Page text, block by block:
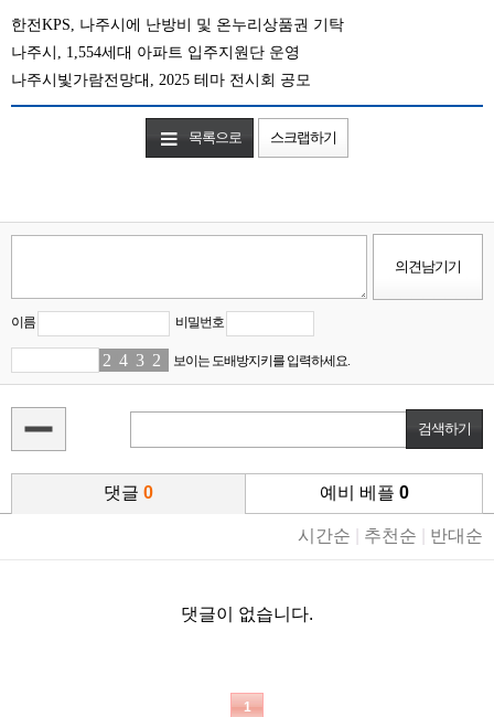
한전KPS, 나주시에 난방비 및 온누리상품권 기탁
나주시, 1,554세대 아파트 입주지원단 운영
나주시빛가람전망대, 2025 테마 전시회 공모
목록으로 스크랩하기
이름 비밀번호
2 40 30 2 보이는 도배방지키를 입력하세요.
댓글 0 예비 베플 0
시간순 추천순 반대순
댓글이 없습니다.
1